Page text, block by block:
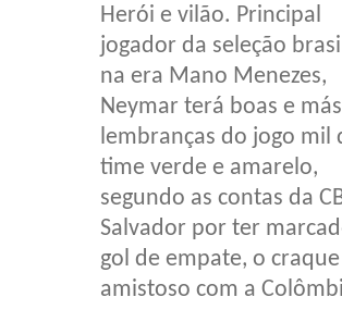
Herói e vilão. Principal
jogador da seleção
na era Mano Menezes,
Neymar terá boas e más
lembranças do jogo mil
time verde e amarelo,
segundo as contas da
Salvador por ter
gol de empate, o
amistoso com a